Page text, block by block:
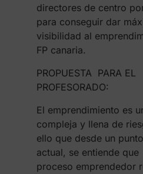
directores de centro
para conseguir dar
visibilidad al
FP canaria.
PROPUESTA PARA EL
PROFESORADO:
El emprendimiento es
compleja y llena de
ello que desde un
actual, se entiende
proceso emprendedor